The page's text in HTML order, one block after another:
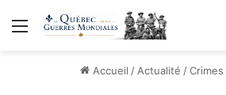
Menu
Accueil / Actualité /